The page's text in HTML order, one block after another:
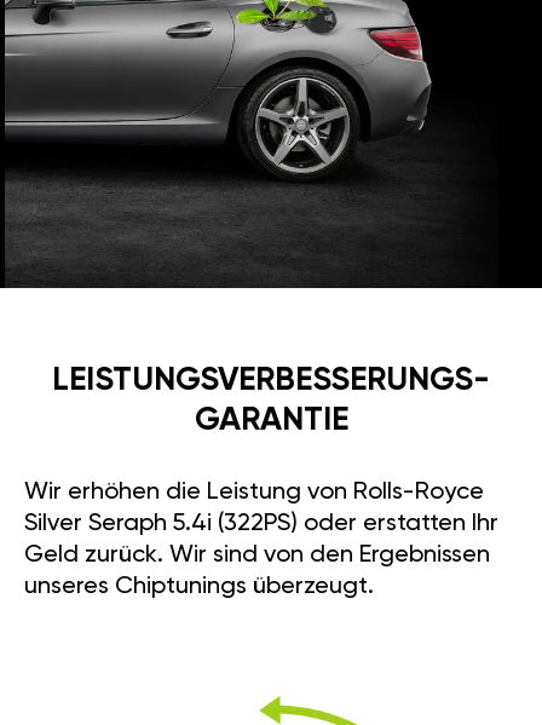
LEISTUNGSVERBESSE­RUNGS­
GARANTIE
Wir erhöhen die Leistung von Rolls-Royce
Silver Seraph 5.4i (322PS) oder erstatten Ihr
Geld zurück. Wir sind von den Ergebnissen
unseres Chiptunings überzeugt.